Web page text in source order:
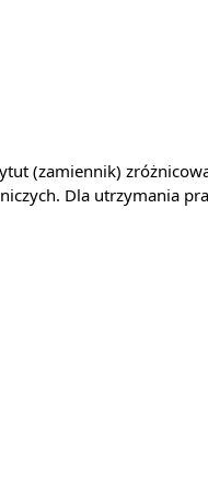
(zamiennik)
Dla utrzymania